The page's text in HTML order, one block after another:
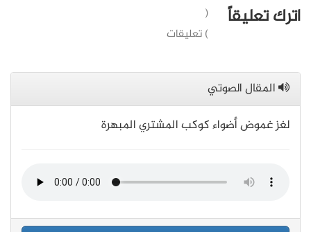
اترك تعليقاً
(
) تعليقات
المقال الصوتي
لغز غموض أضواء كوكب المشتري المبهرة